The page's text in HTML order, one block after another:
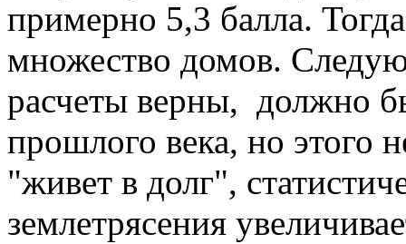
примерно 5,3 балла.
множество домов.
расчеты верны, должно
прошлого века, но этого
"живет в долг",
землетрясения